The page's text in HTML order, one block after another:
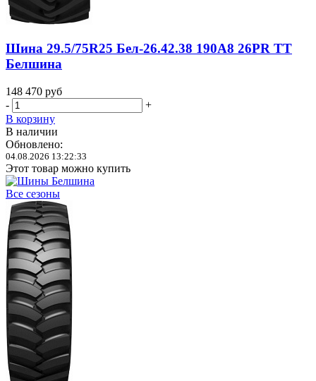
Шина 29.5/75R25 Бел-26.42.38 190A8 26PR TT
Белшина
148 470 руб
-
+
В корзину
В наличии
Обновлено:
04.08.2026 13:22:33
Этот товар можно купить
Все сезоны